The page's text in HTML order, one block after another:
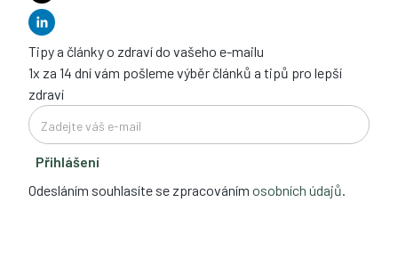
Tipy a články o zdraví do vašeho e-mailu
1x za 14 dní vám pošleme výběr článků a tipů pro lepší
zdraví
Přihlášení
Odesláním souhlasíte se zpracováním osobních údajů.